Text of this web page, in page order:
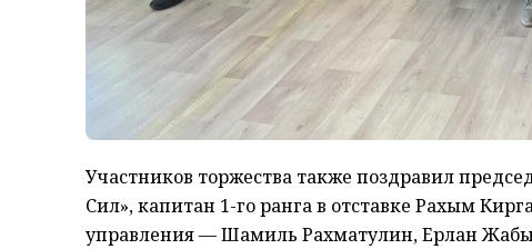
Участников торжества также поздравил
Сил», капитан 1-го ранга в отставке Рахым
управления — Шамиль Рахматулин, Ерлан